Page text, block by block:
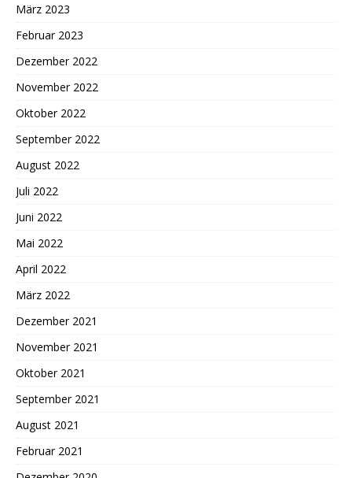
März 2023
Februar 2023
Dezember 2022
November 2022
Oktober 2022
September 2022
August 2022
Juli 2022
Juni 2022
Mai 2022
April 2022
März 2022
Dezember 2021
November 2021
Oktober 2021
September 2021
August 2021
Februar 2021